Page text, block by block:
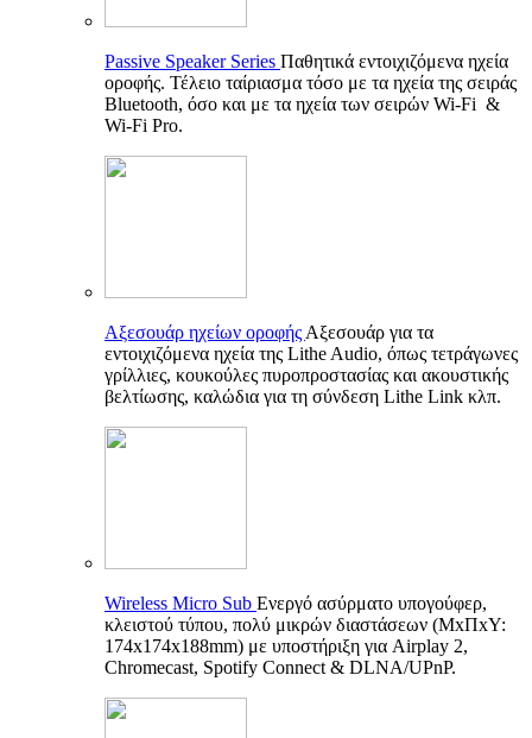
Passive Speaker Series Παθητικά εντοιχιζόμενα ηχεία
οροφής. Τέλειο ταίριασμα τόσο με τα ηχεία της σειράς
Bluetooth, όσο και με τα ηχεία των σειρών Wi-Fi &
Wi-Fi Pro.
Αξεσουάρ ηχείων οροφής Αξεσουάρ για τα
εντοιχιζόμενα ηχεία της Lithe Audio, όπως τετράγωνες
γρίλλιες, κουκούλες πυροπροστασίας και ακουστικής
βελτίωσης, καλώδια για τη σύνδεση Lithe Link κλπ.
Wireless Micro Sub Ενεργό ασύρματο υπογούφερ,
κλειστού τύπου, πολύ μικρών διαστάσεων (ΜxΠxΥ:
174x174x188mm) με υποστήριξη για Airplay 2,
Chromecast, Spotify Connect & DLNA/UPnP.